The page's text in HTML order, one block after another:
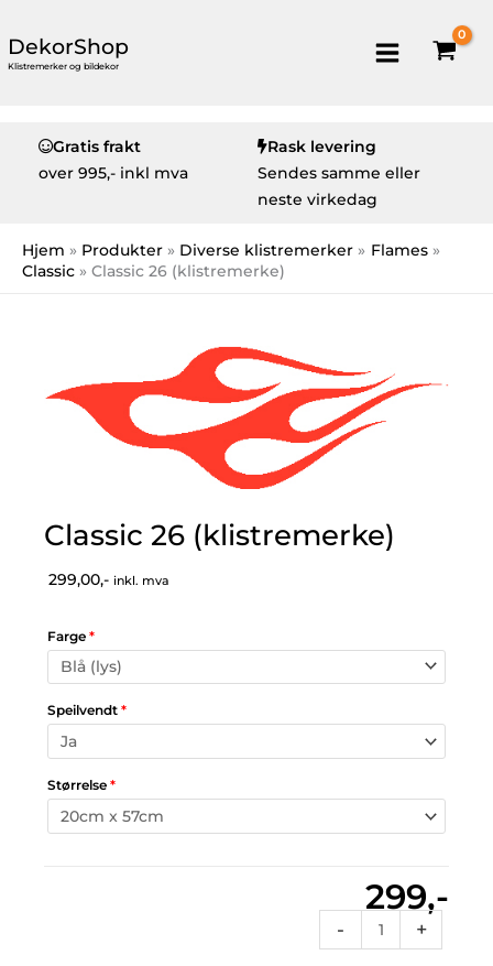
DekorShop
Klistremerker og bildekor
Gratis frakt
over 995,- inkl mva
Rask levering
Sendes samme eller
neste virkedag
Hjem Produkter Diverse klistremerker
Flames
Classic
Classic 26 (klistremerke)
Classic 26 (klistremerke)
299,00,- inkl. mva
Farge *
Speilvendt *
Størrelse *
299,-
-
26
+